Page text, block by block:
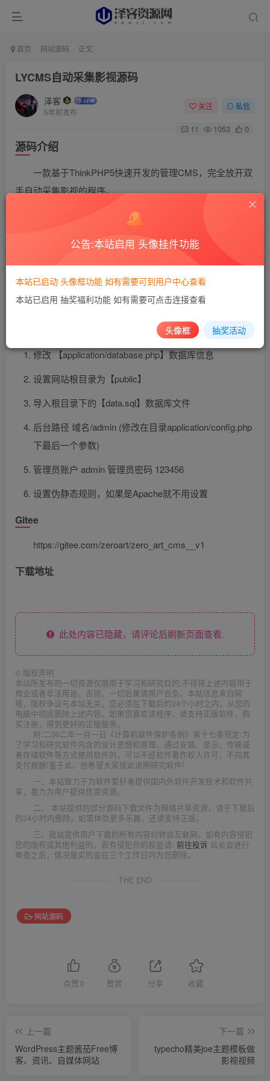
首页 网站源码 正文
LYCMS自动采集影视源码
泽客
5年前发布
关注 私信
11 1053 0
源码介绍
一款基于ThinkPHP5快速开发的管理CMS，完全放开双
手自动采集影视的程序。
修改 【application/database.php】数据库信息
设置网站根目录为【public】
导入根目录下的【data.sql】数据库文件
后台路径 域名/admin (修改在目录application/config.php
下最后一个参数)
管理员账户 admin 管理员密码 123456
设置伪静态规则，如果是Apache就不用设置
Gitee
https://gitee.com/zeroart/zero_art_cms__v1
下载地址
此处内容已隐藏，请评论后刷新页面查看.
© 版权声明
本站所发布的一切资源仅限用于学习和研究目的;不得将上述内容用于
商业或者非法用途，否则，一切后果请用户自负。本站信息来自网
络，版权争议与本站无关。您必须在下载后的24个小时之内，从您的
电脑中彻底删除上述内容。如果您喜欢该程序，请支持正版软件，购
买注册，得到更好的正版服务。
附:二00二年一月一日《计算机软件保护条例》第十七条规定:为
了学习和研究软件内含的设计思想和原理，通过安装、显示、传输或
者存储软件等方式使用软件的，可以不经软件著作权人许可，不向其
支付报酬!鉴于此，也希望大家按此说明研究软件!
一、本站致力于为软件爱好者提供国内外软件开发技术和软件共
享，着力为用户提供优资资源。
二、 本站提供的部分源码下载文件为网络共享资源，请于下载后
的24小时内删除。如需体验更多乐趣，还请支持正版。
三、我站提供用户下载的所有内容均转自互联网。如有内容侵犯
您的版权或其他利益的，若有侵犯你的权益请: 前往投诉 站长会进行
审查之后，情况属实的会在三个工作日内为您删除。
THE END
网站源码
点赞 0 赞赏 分享 收藏
上一篇
WordPress主题酱茄Free博
客、资讯、自媒体网站
下一篇
typecho精美joe主题模板做
影视视频
公告:本站启用 头像挂件功能
本站已启动 头像框功能 如有需要可到用户中心查看
本站已启用 抽奖福利功能 如有需要可点击连接查看
头像框 抽奖活动